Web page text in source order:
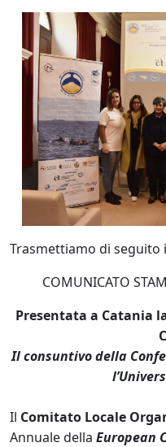
Trasmettiamo di seguito
COMUNICATO
Presentata a Catania
Il consuntivo della
Il Comitato Locale
Annuale della European